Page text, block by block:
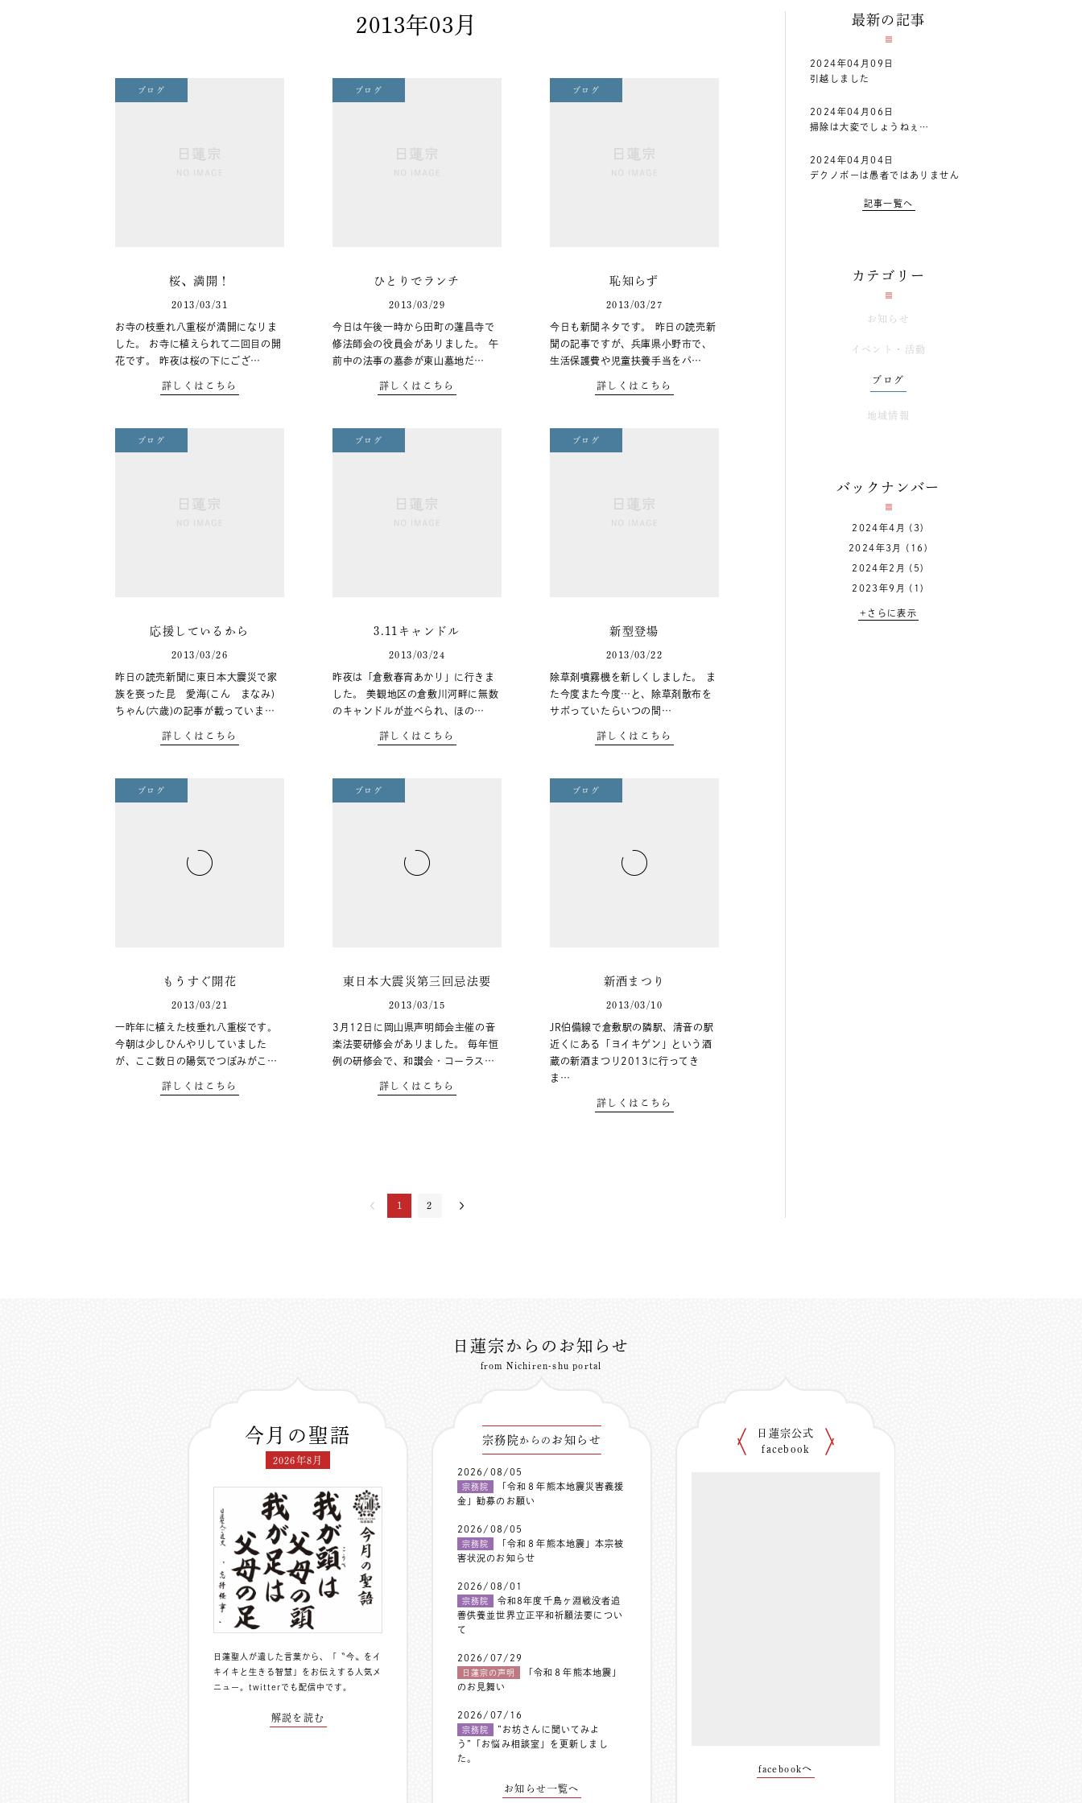
2013年03月
ブログ
桜、満開！
2013/03/31
お寺の枝垂れ八重桜が満開になりま
した。 お寺に植えられて二回目の開
花です。 昨夜は桜の下にござ…
詳しくはこちら
ブログ
ひとりでランチ
2013/03/29
今日は午後一時から田町の蓮昌寺で
修法師会の役員会がありました。 午
前中の法事の墓参が東山墓地だ…
詳しくはこちら
ブログ
恥知らず
2013/03/27
今日も新聞ネタです。 昨日の読売新
聞の記事ですが、兵庫県小野市で、
生活保護費や児童扶養手当をパ…
詳しくはこちら
ブログ
応援しているから
2013/03/26
昨日の読売新聞に東日本大震災で家
族を喪った昆 愛海(こん まなみ)
ちゃん(六歳)の記事が載っていま…
詳しくはこちら
ブログ
3.11キャンドル
2013/03/24
昨夜は「倉敷春宵あかり」に行きま
した。 美観地区の倉敷川河畔に無数
のキャンドルが並べられ、ほの…
詳しくはこちら
ブログ
新型登場
2013/03/22
除草剤噴霧機を新しくしました。 ま
た今度また今度…と、除草剤散布を
サボっていたらいつの間…
詳しくはこちら
ブログ
もうすぐ開花
2013/03/21
一昨年に植えた枝垂れ八重桜です。
今朝は少しひんやりしていました
が、ここ数日の陽気でつぼみがこ…
詳しくはこちら
ブログ
東日本大震災第三回忌法要
2013/03/15
3月12日に岡山県声明師会主催の音
楽法要研修会がありました。 毎年恒
例の研修会で、和讃会・コーラス…
詳しくはこちら
ブログ
新酒まつり
2013/03/10
JR伯備線で倉敷駅の隣駅、清音の駅
近くにある「ヨイキゲン」という酒
蔵の新酒まつり2013に行ってき
ま…
詳しくはこちら
1 2
最新の記事
2024年04月09日
引越しました
2024年04月06日
掃除は大変でしょうねぇ…
2024年04月04日
デクノボーは愚者ではありません
記事一覧へ
カテゴリー
お知らせ
イベント・活動
ブログ
地域情報
バックナンバー
2024年4月 (3)
2024年3月 (16)
2024年2月 (5)
2023年9月 (1)
+さらに表示
日蓮宗からのお知らせ
from Nichiren-shu portal
今月の聖語
2026年8月
日蓮聖人が遺した言葉から、「〝今〟をイ
キイキと生きる智慧」をお伝えする人気メ
ニュー。 twitterでも配信中 です。
解説を読む
宗務院からの お知らせ
2026/08/05
宗務院
「令和８年熊本地震災害義援
金」勧募のお願い
2026/08/05
宗務院
「令和８年熊本地震」本宗被
害状況のお知らせ
2026/08/01
宗務院
令和8年度千鳥ヶ淵戦没者追
善供養並世界立正平和祈願法要につい
て
2026/07/29
日蓮宗の声明
「令和８年熊本地震」
のお見舞い
2026/07/16
宗務院
”お坊さんに聞いてみよ
う”「お悩み相談室」を更新しまし
た。
お知らせ一覧へ
日蓮宗公式
facebook
facebookへ